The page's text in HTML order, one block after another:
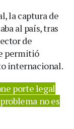
la captura de
al país, tras
de
permitió
internacional.
porte legal
no es